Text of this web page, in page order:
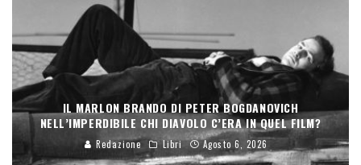
IL MARLON BRANDO DI PETER BOGDANOVICH
NELL’IMPERDIBILE CHI DIAVOLO C’ERA IN QUEL FILM?
Redazione Libri Agosto 6, 2026